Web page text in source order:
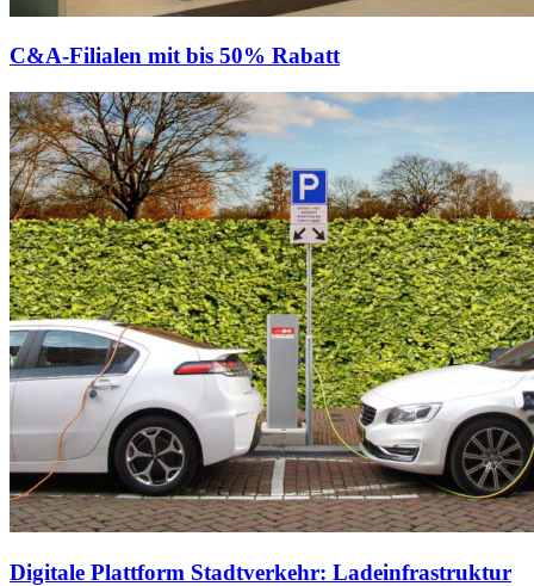
C&A-Filialen mit bis 50% Rabatt
Digitale Plattform Stadtverkehr: Ladeinfrastruktur